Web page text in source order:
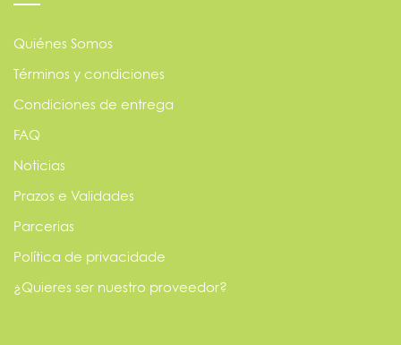
Quiénes Somos
Términos y condiciones
Condiciones de entrega
FAQ
Noticias
Prazos e Validades
Parcerias
Política de privacidade
¿Quieres ser nuestro proveedor?